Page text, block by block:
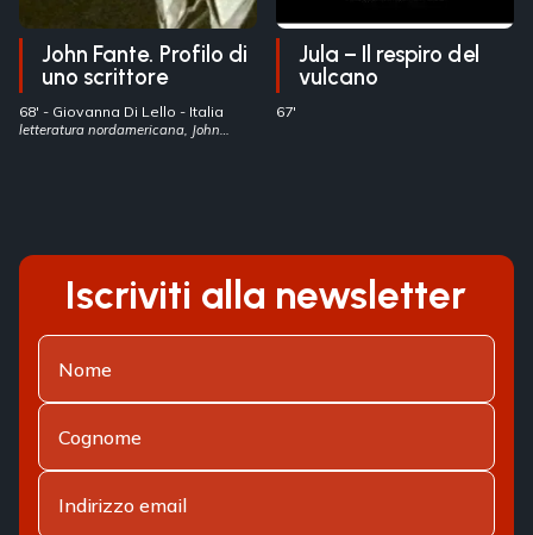
John Fante. Profilo di
uno scrittore
68' - Giovanna Di Lello - Italia
letteratura nordamericana, John
Jula – Il respiro del
vulcano
67'
Iscriviti alla newsletter